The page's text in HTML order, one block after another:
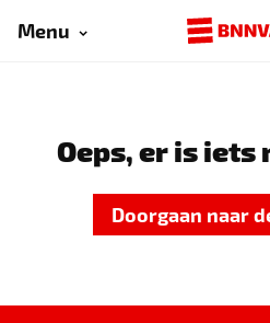
Menu
Oeps, er is iets
Doorgaan naar